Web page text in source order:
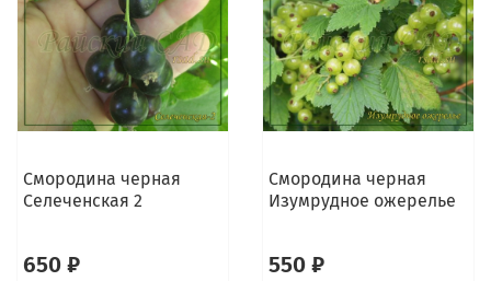
Смородина черная
Селеченская 2
650 ₽
Смородина черная
Изумрудное ожерелье
550 ₽